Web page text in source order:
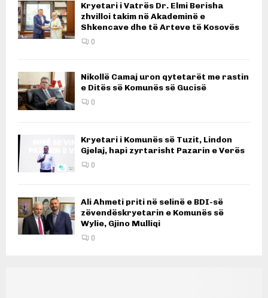
Kryetari i Vatrës Dr. Elmi Berisha
zhvilloi takim në Akademinë e
Shkencave dhe të Arteve të Kosovës
0
Nikollë Camaj uron qytetarët me rastin
e Ditës së Komunës së Gucisë
0
Kryetari i Komunës së Tuzit, Lindon
Gjelaj, hapi zyrtarisht Pazarin e Verës
0
Ali Ahmeti priti në selinë e BDI-së
zëvendëskryetarin e Komunës së
Wylie, Gjino Mulliqi
0